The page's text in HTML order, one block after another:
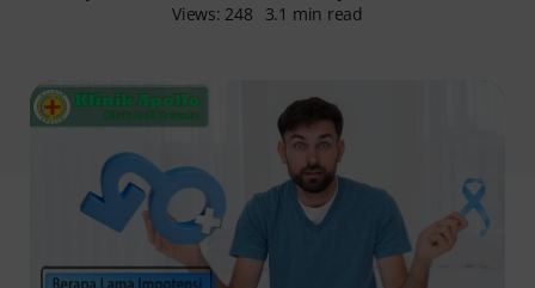
Views: 248
3.1 min read